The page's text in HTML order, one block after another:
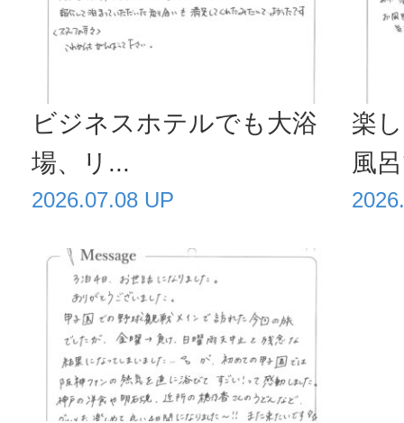
ビジネスホテルでも大浴
場、リ...
2026.07.08 UP
楽
風